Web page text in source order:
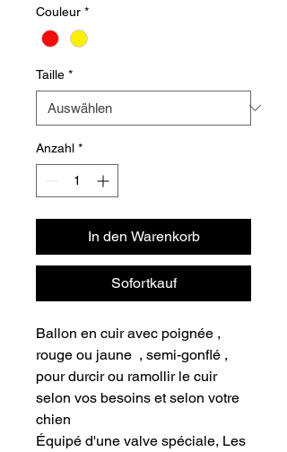
Couleur *
Taille *
Anzahl *
In den Warenkorb
Sofortkauf
Ballon en cuir avec poignée ,
rouge ou jaune , semi-gonflé ,
pour durcir ou ramollir le cuir
selon vos besoins et selon votre
chien
Équipé d'une valve spéciale, Les